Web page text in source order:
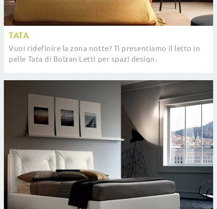
TATA
Vuoi ridefinire la zona notte? Ti presentiamo il letto in
pelle Tata di Bolzan Letti per spazi design.